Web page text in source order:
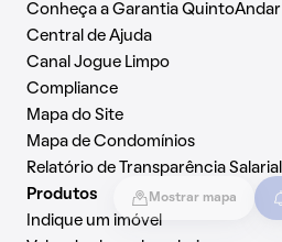
Mostrar mapa
Conheça a Garantia QuintoAndar
Central de Ajuda
Canal Jogue Limpo
Compliance
Mapa do Site
Mapa de Condomínios
Relatório de Transparência Salarial
Produtos
Indique um imóvel